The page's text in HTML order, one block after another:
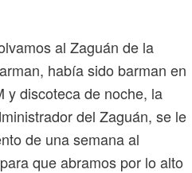
al Zaguán de la
había sido barman en
y discoteca de noche, la
del Zaguán, se le
de una semana al
que abramos por lo alto